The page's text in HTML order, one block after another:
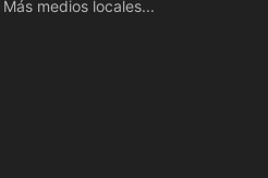
Más medios locales...